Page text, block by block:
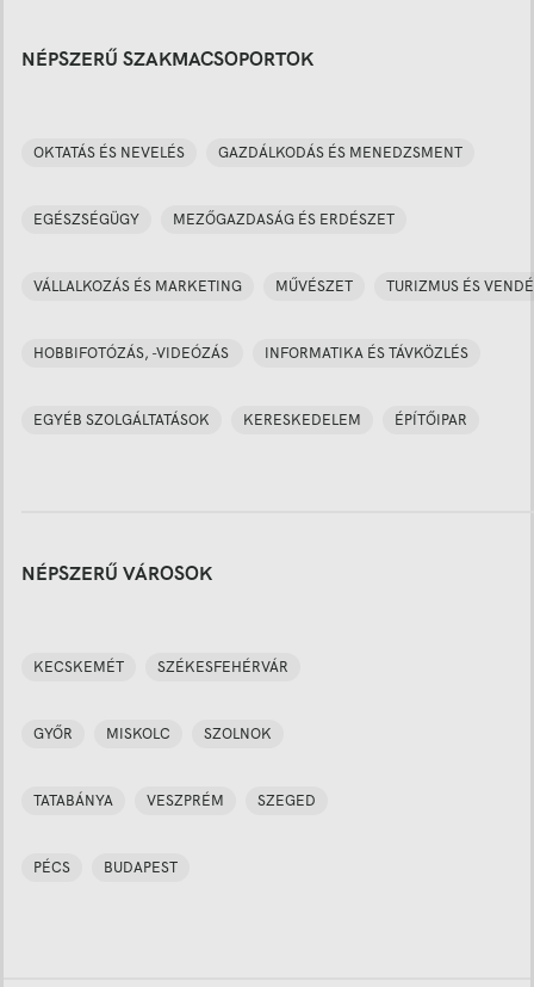
NÉPSZERŰ SZAKMACSOPORTOK
OKTATÁS ÉS NEVELÉS GAZDÁLKODÁS ÉS MENEDZSMENT
EGÉSZSÉGÜGY MEZŐGAZDASÁG ÉS ERDÉSZET
VÁLLALKOZÁS ÉS MARKETING MŰVÉSZET TURIZMUS ÉS
HOBBIFOTÓZÁS, -VIDEÓZÁS INFORMATIKA ÉS TÁVKÖZLÉS
EGYÉB SZOLGÁLTATÁSOK KERESKEDELEM ÉPÍTŐIPAR
NÉPSZERŰ VÁROSOK
KECSKEMÉT SZÉKESFEHÉRVÁR
GYŐR MISKOLC SZOLNOK
TATABÁNYA VESZPRÉM SZEGED
PÉCS BUDAPEST